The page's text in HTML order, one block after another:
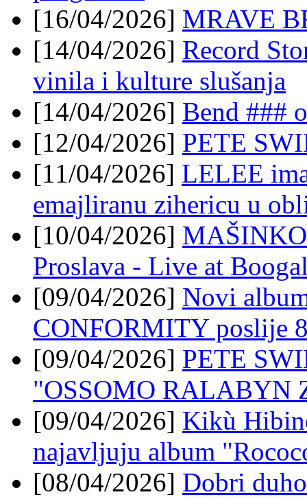
[16/04/2026] MRAVE
[14/04/2026] Record
vinila i kulture slušanja
[14/04/2026] Bend ###
[12/04/2026] PETE
[11/04/2026] LELEE
emajliranu zihericu u
[10/04/2026]
Proslava - Live at
[09/04/2026] Novi
CONFORMITY poslije
[09/04/2026] PETE
"OSSOMO RALABYN
[09/04/2026] Kikù
najavljuju album
[08/04/2026] Dobri